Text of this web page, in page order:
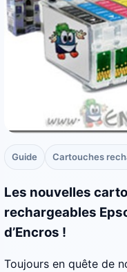
Guide Cartouches
Les nouvelles
rechargeables
d’Encros !
Toujours en quête de